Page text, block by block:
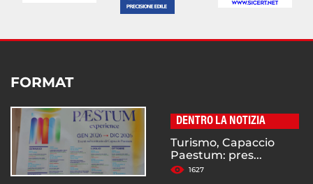
FORMAT
DENTRO LA NOTIZIA
Turismo, Capaccio
Paestum: pres...
1627